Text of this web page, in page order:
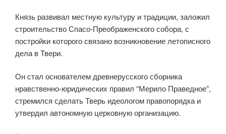
Князь развивал местную культуру и традиции, заложил
строительство Спасо-Преображенского собора, с
постройки которого связано возникновение летописного
дела в Твери.
Он стал основателем древнерусского сборника
нравственно-юридических правил “Мерило Праведное”,
стремился сделать Тверь идеологом правопорядка и
утвердил автономную церковную организацию.